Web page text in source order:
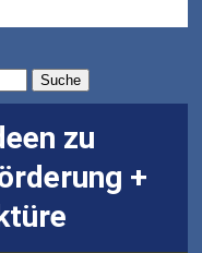
Suche
zu
+